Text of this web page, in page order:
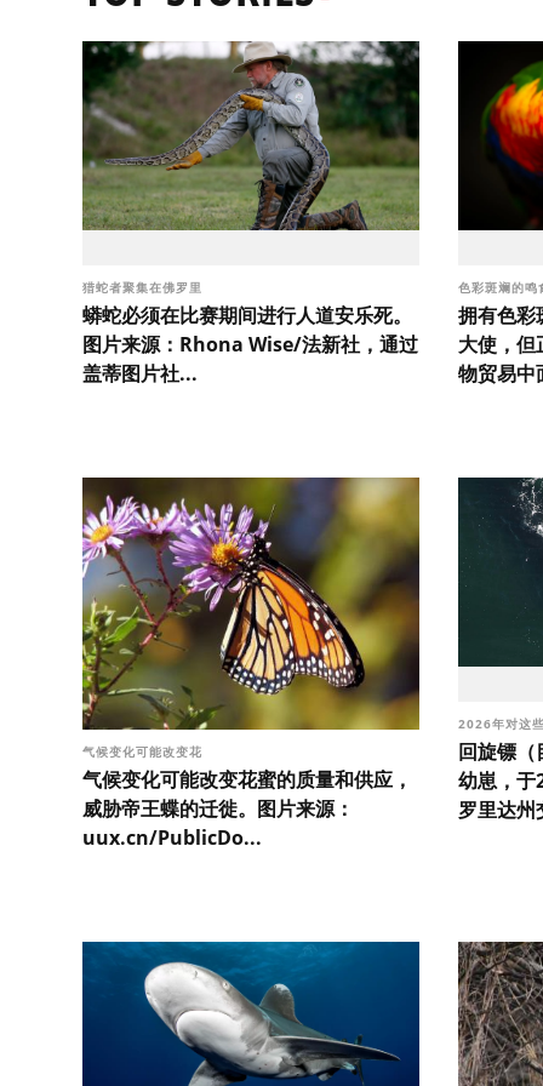
猎蛇者聚集在佛罗里
蟒蛇必须在比赛期间进行人道安乐死。
图片来源：Rhona Wise/法新社，通过
盖蒂图片社...
色彩斑斓的鸣
拥有色彩
大使，但
物贸易中
气候变化可能改变花
气候变化可能改变花蜜的质量和供应，
威胁帝王蝶的迁徙。图片来源：
uux.cn/PublicDo...
2026年对这
回旋镖（
幼崽，于
罗里达州